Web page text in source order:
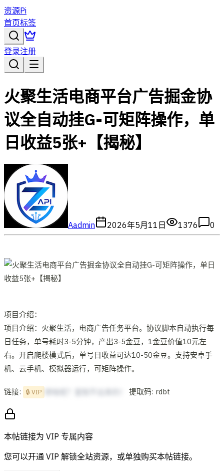
资源Pi
首页标签
登录注册
火聚生活电商平台广告掘金协
议全自动挂G-可矩阵操作，单
日收益5张+【揭秘】
Aadmin 2026年5月11日 1376 0
项目介绍：
项目介绍：火聚生活，电商广告任务平台。协议脚本自动执行每
日任务，单号耗时3-5分钟，产出3-5金豆，1金豆价值10元左
右。开启爬楼模式后，单号日收益可达10-50金豆。支持安卓手
机、云手机、模拟器运行，可矩阵操作。
链接: 🔒 VIP 提取码: rdbt
本帖链接为 VIP 专属内容
您可以开通 VIP 解锁全站资源，或单独购买本帖链接。